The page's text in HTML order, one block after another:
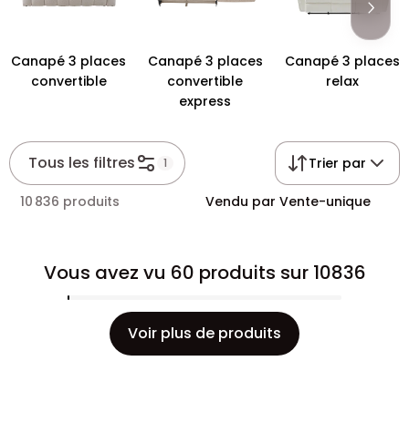
Canapé 3 places
convertible
Canapé 3 places
convertible
express
Canapé 3 places
relax
Tous les filtres 1 Trier par
10 836 produits Vendu par Vente-unique
Vous avez vu 60 produits sur 10836
Voir plus de produits